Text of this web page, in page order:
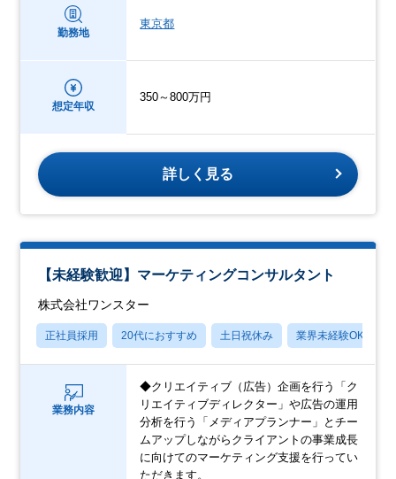
勤務地
東京都
想定年収
350～800万円
詳しく見る
【未経験歓迎】マーケティングコンサルタント
株式会社ワンスター
正社員採用 20代におすすめ 土日祝休み 業界未経験OK
業務内容
◆クリエイティブ（広告）企画を行う「ク
リエイティブディレクター」や広告の運用
分析を行う「メディアプランナー」とチー
ムアップしながらクライアントの事業成長
に向けてのマーケティング支援を行ってい
ただきます。